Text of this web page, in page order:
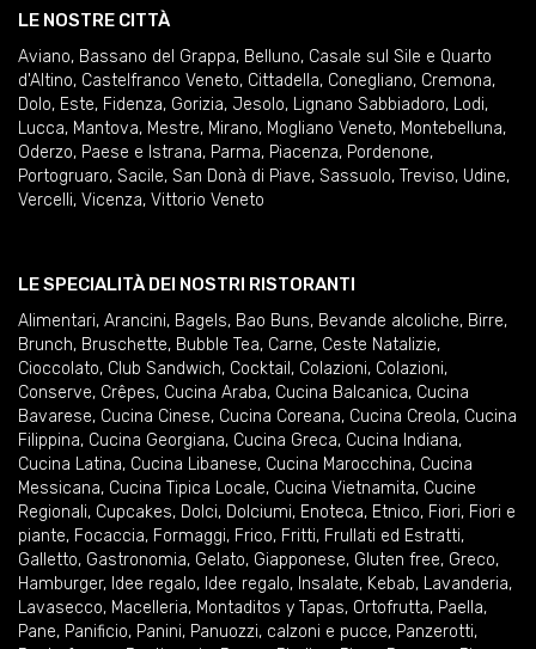
LE NOSTRE CITTÀ
Aviano, Bassano del Grappa, Belluno, Casale sul Sile e Quarto
d'Altino, Castelfranco Veneto, Cittadella, Conegliano, Cremona,
Dolo, Este, Fidenza, Gorizia, Jesolo, Lignano Sabbiadoro, Lodi,
Lucca, Mantova, Mestre, Mirano, Mogliano Veneto, Montebelluna,
Oderzo, Paese e Istrana, Parma, Piacenza, Pordenone,
Portogruaro, Sacile, San Donà di Piave, Sassuolo, Treviso, Udine,
Vercelli, Vicenza, Vittorio Veneto
LE SPECIALITÀ DEI NOSTRI RISTORANTI
Alimentari, Arancini, Bagels, Bao Buns, Bevande alcoliche, Birre,
Brunch, Bruschette, Bubble Tea, Carne, Ceste Natalizie,
Cioccolato, Club Sandwich, Cocktail , Colazioni, Colazioni,
Conserve, Crêpes, Cucina Araba, Cucina Balcanica, Cucina
Bavarese, Cucina Cinese, Cucina Coreana, Cucina Creola, Cucina
Filippina, Cucina Georgiana, Cucina Greca, Cucina Indiana,
Cucina Latina, Cucina Libanese, Cucina Marocchina, Cucina
Messicana, Cucina Tipica Locale, Cucina Vietnamita, Cucine
Regionali, Cupcakes, Dolci, Dolciumi, Enoteca, Etnico, Fiori, Fiori e
piante, Focaccia, Formaggi, Frico, Fritti, Frullati ed Estratti,
Galletto, Gastronomia, Gelato, Giapponese, Gluten free, Greco,
Hamburger, Idee regalo, Idee regalo, Insalate, Kebab, Lavanderia,
Lavasecco, Macelleria, Montaditos y Tapas, Ortofrutta, Paella,
Pane, Panificio, Panini, Panuozzi, calzoni e pucce, Panzerotti,